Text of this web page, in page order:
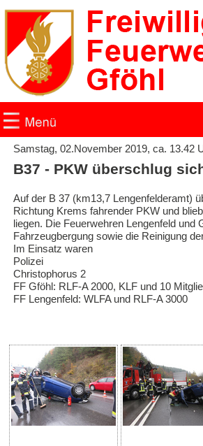
Home
Einsätze
News
Fotogalerie
Fotogalerie 2019
Fotogalerie 2018
Fotogalerie 2017
Fotogalerie 2016
Samstag, 02.November 2019, ca. 13.42
B37 - PKW überschlug
Auf der B 37 (km13,7 Lengenfelderamt)
Richtung Krems fahrender PKW und
liegen. Die Feuerwehren Lengenfeld und
Fahrzeugbergung sowie die Reinigung
Im Einsatz waren
Polizei
Christophorus 2
FF Gföhl: RLF-A 2000, KLF und 10
FF Lengenfeld: WLFA und RLF-A 3000